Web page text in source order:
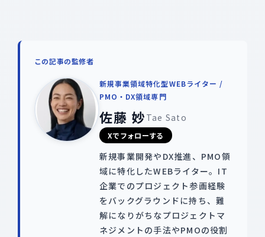
この記事の監修者
新規事業領域特化型WEBライター /
PMO・DX領域専門
佐藤 妙 Tae Sato
Xでフォローする
新規事業開発やDX推進、PMO領
域に特化したWEBライター。IT
企業でのプロジェクト参画経験
をバックグラウンドに持ち、難
解になりがちなプロジェクトマ
ネジメントの手法やPMOの役割